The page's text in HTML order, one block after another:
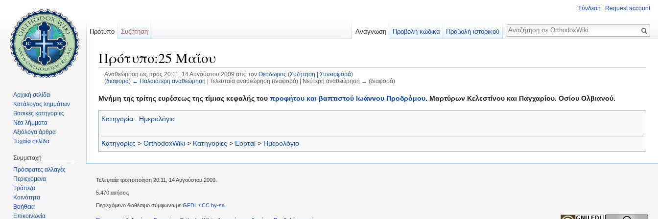
Πρότυπο:25 Μαΐου
Αναθεώρηση ως προς 20:11, 14 Αυγούστου 2009 από τον Θεοδωρος (Συζήτηση Συνεισφορά)
(διαφορά) ← Παλαιότερη αναθεώρηση | Τελευταία αναθεώρηση (διαφορά) | Νεότερη αναθεώρηση → (διαφορά)
Μνήμη της τρίτης ευρέσεως της τίμιας κεφαλής του προφήτου και βαπτιστού Ιωάννου Προδρόμου. Μαρτύρων Κελεστίνου και Παγχαρίου. Οσίου Ολβιανού.
Κατηγορία: Ημερολόγιο
Κατηγορίες > OrthodoxWiki > Κατηγορίες > Εορταί > Ημερολόγιο
Σύνδεση Request account
Πρότυπο Συζήτηση Ανάγνωση Προβολή κώδικα Προβολή ιστορικού
Αναζήτηση
Αρχική σελίδα
Κατάλογος λημμάτων
Βασικές κατηγορίες
Νέα λήμματα
Αξιόλογα άρθρα
Τυχαία σελίδα
Συμμετοχή
Πρόσφατες αλλαγές
Περιεχόμενα
Τράπεζα
Κοινότητα
Βοήθεια
Επικοινωνία
Τελευταία τροποποίηση 20:11, 14 Αυγούστου 2009.
5.470 αιτήσεις
Περιεχόμενο διαθέσιμο σύμφωνα με GFDL / CC by-sa